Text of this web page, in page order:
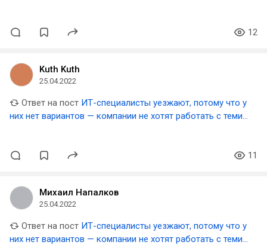
12
Kuth Kuth
25.04.2022
Ответ на пост ИТ-специалисты уезжают, потому что у
них нет вариантов — компании не хотят работать с теми,
11
Михаил Напалков
25.04.2022
Ответ на пост ИТ-специалисты уезжают, потому что у
них нет вариантов — компании не хотят работать с теми,